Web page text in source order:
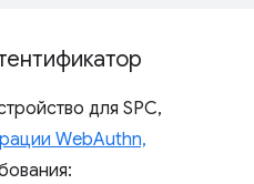
для SPC,
WebAuthn,